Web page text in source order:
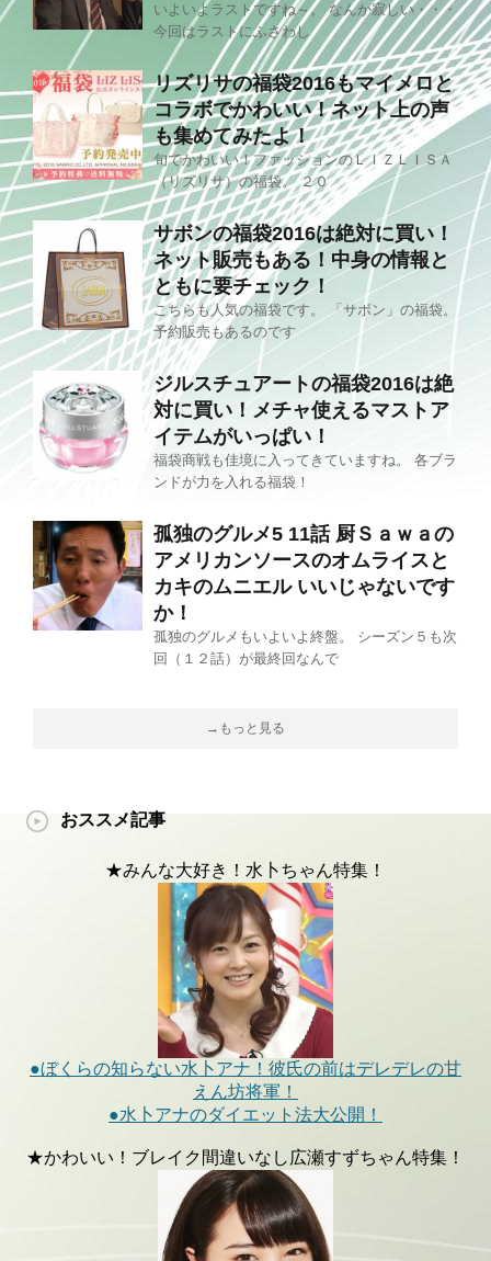
いよいよラストですね～。 なんか寂しい・・・
今回はラストにふさわし
リズリサの福袋2016もマイメロと
コラボでかわいい！ネット上の声
も集めてみたよ！
旬でかわいい！ファッションのＬＩＺＬＩＳＡ
（リズリサ）の福袋。 ２０
サボンの福袋2016は絶対に買い！
ネット販売もある！中身の情報と
ともに要チェック！
こちらも人気の福袋です。 「サボン」の福袋。
予約販売もあるのです
ジルスチュアートの福袋2016は絶
対に買い！メチャ使えるマストア
イテムがいっぱい！
福袋商戦も佳境に入ってきていますね。 各ブラ
ンドが力を入れる福袋！
孤独のグルメ5 11話 厨Ｓａｗａの
アメリカンソースのオムライスと
カキのムニエル いいじゃないです
か！
孤独のグルメもいよいよ終盤。 シーズン５も次
回（１２話）が最終回なんで
→もっと見る
おススメ記事
★みんな大好き！水卜ちゃん特集！
●ぼくらの知らない水卜アナ！彼氏の前はデレデレの甘
えん坊将軍！
●水卜アナのダイエット法大公開！
★かわいい！ブレイク間違いなし広瀬すずちゃん特集！